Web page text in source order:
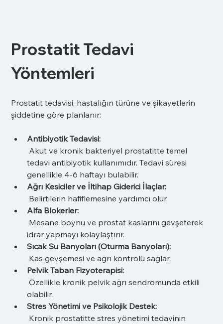
Prostatit Tedavi
Yöntemleri
Prostatit tedavisi, hastalığın türüne ve şikayetlerin
şiddetine göre planlanır:
Antibiyotik Tedavisi:
tedavi antibiyotik kullanımıdır. Tedavi süresi
genellikle 4-6 haftayı bulabilir.
Ağrı Kesiciler ve İltihap Giderici İlaçlar:
Belirtilerin hafiflemesine yardımcı olur.
Alfa Blokerler:
idrar yapmayı kolaylaştırır.
Sıcak Su Banyoları (Oturma Banyoları):
Kas gevşemesi ve ağrı kontrolü sağlar.
Pelvik Taban Fizyoterapisi:
Özellikle kronik pelvik ağrı sendromunda etkili
olabilir.
Stres Yönetimi ve Psikolojik Destek: